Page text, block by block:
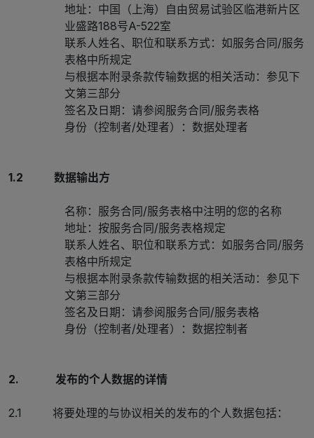
地址：中国（上海）自由贸易试验区临港新片区
业盛路188号A-522室
联系人姓名、职位和联系方式：如服务合同/服务
表格中所规定
与根据本附录条款传输数据的相关活动：参见下
文第三部分
签名及日期：请参阅服务合同/服务表格
身份（控制者/处理者）：数据处理者
1.2 数据输出方
名称：服务合同/服务表格中注明的您的名称
地址：按服务合同/服务表格规定
联系人姓名、职位和联系方式：如服务合同/服务
表格中所规定
与根据本附录条款传输数据的相关活动：参见下
文第三部分
签名及日期：请参阅服务合同/服务表格
身份（控制者/处理者）：数据控制者
2. 发布的个人数据的详情
2.1 将要处理的与协议相关的发布的个人数据包括：